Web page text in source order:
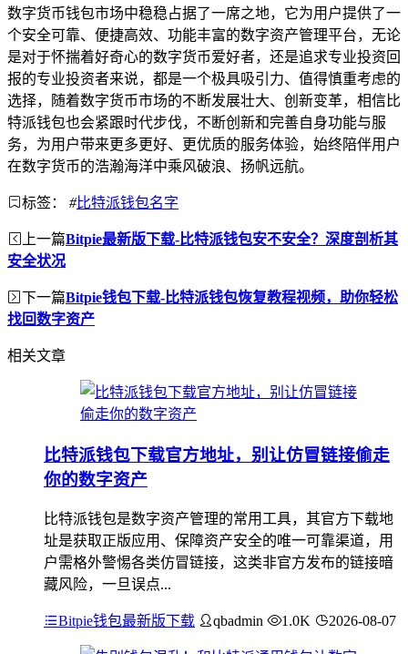
数字货币钱包市场中稳稳占据了一席之地，它为用户提供了一
个安全可靠、便捷高效、功能丰富的数字资产管理平台，无论
是对于怀揣着好奇心的数字货币爱好者，还是追求专业投资回
报的专业投资者来说，都是一个极具吸引力、值得慎重考虑的
选择，随着数字货币市场的不断发展壮大、创新变革，相信比
特派钱包也会紧跟时代步伐，不断创新和完善自身功能与服
务，为用户带来更多更好、更优质的服务体验，始终陪伴用户
在数字货币的浩瀚海洋中乘风破浪、扬帆远航。
标签： #比特派钱包名字
上一篇Bitpie最新版下载-比特派钱包安不安全？深度剖析其
安全状况
下一篇Bitpie钱包下载-比特派钱包恢复教程视频，助你轻松
找回数字资产
相关文章
比特派钱包下载官方地址，别让仿冒链接偷走
你的数字资产
比特派钱包是数字资产管理的常用工具，其官方下载地
址是获取正版应用、保障资产安全的唯一可靠渠道，用
户需格外警惕各类仿冒链接，这类非官方发布的链接暗
藏风险，一旦误点...
Bitpie钱包最新版下载 qbadmin 1.0K 2026-08-07